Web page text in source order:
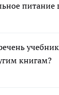
питание
книгам?